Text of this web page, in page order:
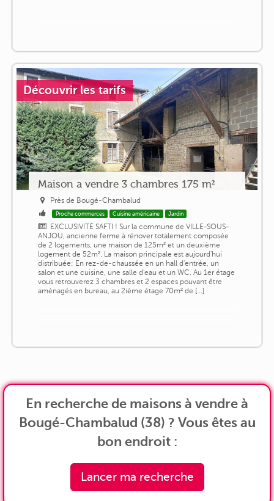
Découvrir les tarifs
Maison a vendre 3 chambres 175 m²
Près de Bougé-Chambalud
Proche commerces Cuisine américaine Jardin
EXCLUSIVITÉ SAFTI ! Sur la commune de VILLE-SOUS-
ANJOU, ancienne ferme à rénover totalement composée
de 2 logements, une maison de 125m² et un deuxième
logement de 52m². La maison principale est aujourd'hui
distribuée: En rez-de-chaussée en un hall d'entrée, un
salon et une cuisine, une salle d'eau et un WC. Au 1er étage
vous retrouverez 3 chambres et 2 espaces pouvant être
aménagés en bureau, au 2ième étage 70m² de [...]
En recherche de maisons à vendre à
Bougé-Chambalud (38) ? Vous êtes au
bon endroit :
Lancer ma recherche